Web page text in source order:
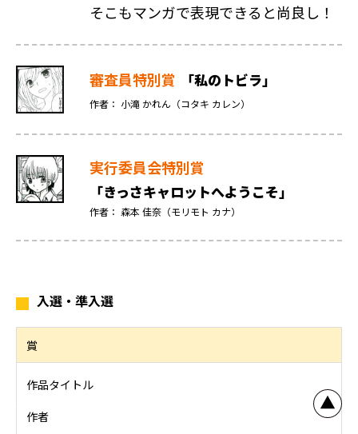
そこもマンガで表現できると尚良し！
審査員特別賞 「私のトビラ」
作者： 小滝 かれん（コタキ カレン）
実行委員会特別賞
「きっさキャロットへようこそ」
作者： 森本 佳奈（モリモト カナ）
入選・準入選
賞
作品タイトル
作者